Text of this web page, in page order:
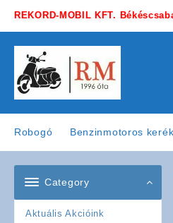
REKORD-MOBIL KFT.
Robogó Benzinmotoros
Category
Aktuális Akcióink